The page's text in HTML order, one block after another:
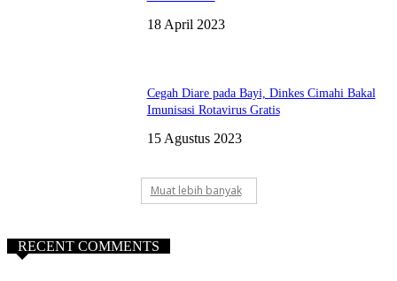
18 April 2023
Cegah Diare pada Bayi, Dinkes Cimahi Bakal
Imunisasi Rotavirus Gratis
15 Agustus 2023
Muat lebih banyak
RECENT COMMENTS